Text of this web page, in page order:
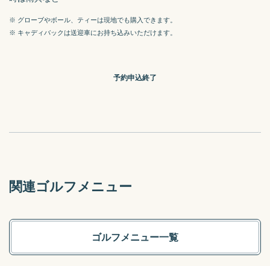
※ グローブやボール、ティーは現地でも購入できます。
※ キャディバックは送迎車にお持ち込みいただけます。
予約申込終了
関連ゴルフメニュー
ゴルフメニュー一覧